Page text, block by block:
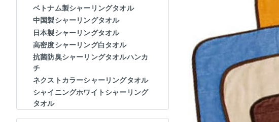
ベトナム製シャーリングタオル
中国製シャーリングタオル
日本製シャーリングタオル
高密度シャーリング白タオル
抗菌防臭シャーリングタオルハンカ
チ
ネクストカラーシャーリングタオル
シャイニングホワイトシャーリング
タオル